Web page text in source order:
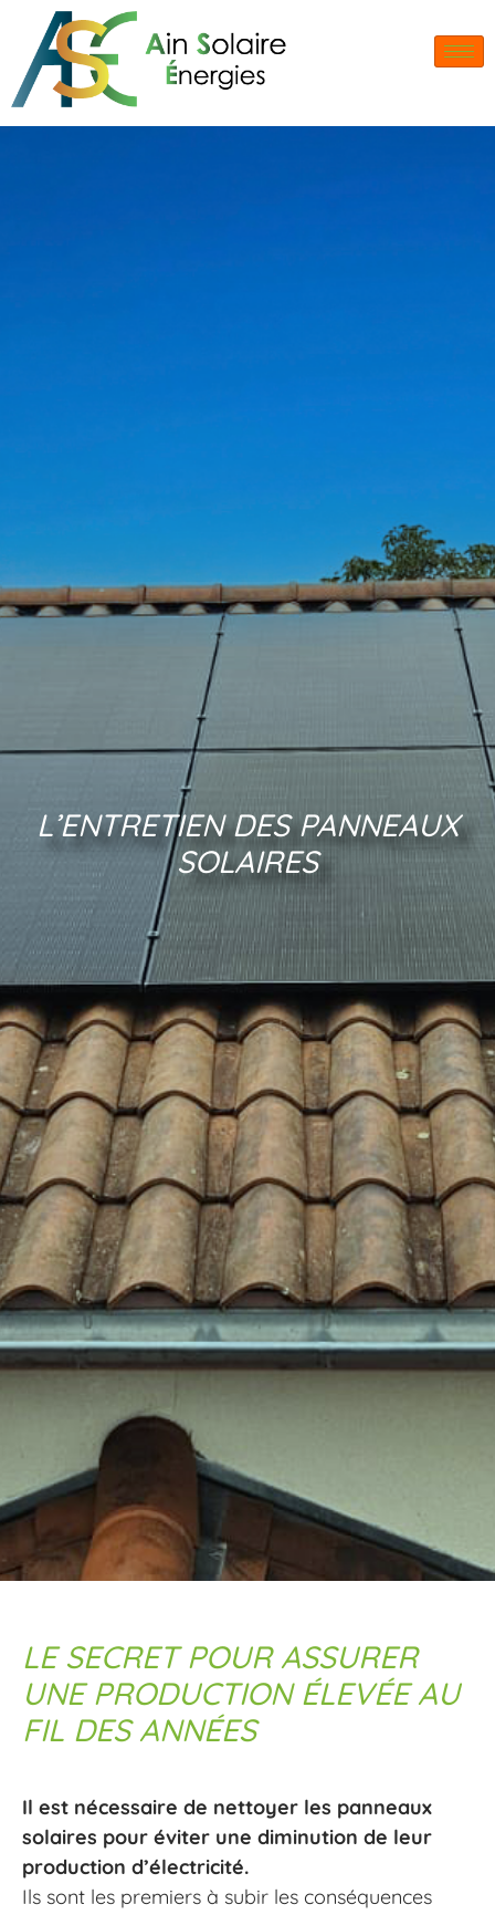
L’ENTRETIEN DES PANNEAUX
SOLAIRES
LE SECRET POUR ASSURER
UNE PRODUCTION ÉLEVÉE AU
FIL DES ANNÉES
Il est nécessaire de nettoyer les panneaux
solaires pour éviter une diminution de leur
production d’électricité.
Ils sont les premiers à subir les conséquences